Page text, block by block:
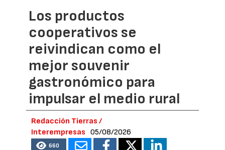
Los productos
cooperativos se
reivindican como el
mejor souvenir
gastronómico para
impulsar el medio rural
Redacción Tierras /
Interempresas
05/08/2026
660